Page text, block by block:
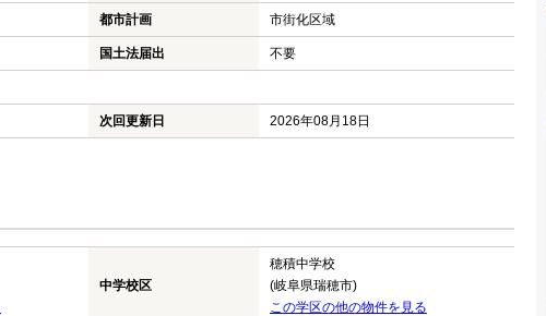
都市計画 市街化区域
国土法届出 不要
次回更新日
2026年08月18日
中学校区
穂積中学校
(岐阜県瑞穂市)
この学区の他の物件を見る